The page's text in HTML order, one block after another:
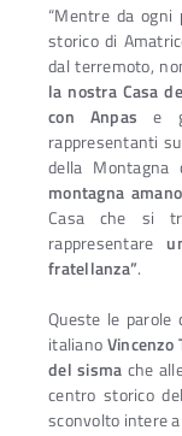
“Mentre da
storico di
dal terremoto,
la nostra Casa
con Anpas e
rappresentanti
della
montagna
Casa che si
rappresentare
fratellanza”.
Queste le parole
italianoVincenzo
del sisma che
centro storico
sconvolto intere